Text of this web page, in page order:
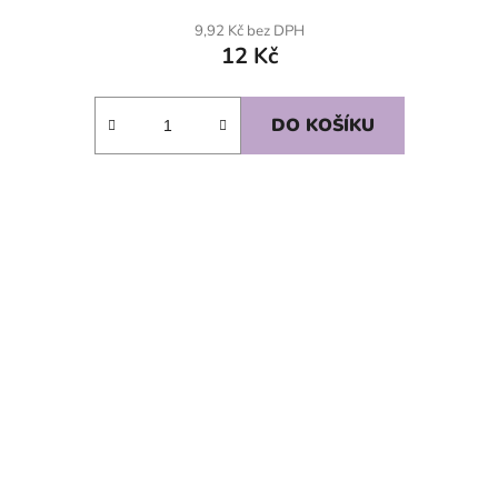
9,92 Kč bez DPH
12 Kč
DO KOŠÍKU